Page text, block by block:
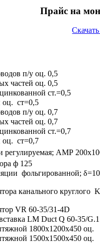
Прайс на
п/у оц. 0,5
частей оц. 0,5
ст.=0,5
оц. ст=0,5
п/у оц. 0,7
частей оц. 0,7
ст.=0,7
оц. ст=0,7
регулируемая; АМР
ф 125
фольгированной;
канального круглого
VR 60-35/31-4D
LM Duct Q 60-35/G.1
1800х1200х450 оц.
1500х1500х450 оц.